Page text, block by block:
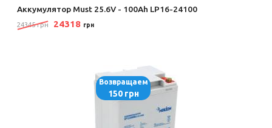
Аккумулятор Must 25.6V - 100Ah LP16-24100
24345 грн 24318 грн
Возвращаем
150 грн